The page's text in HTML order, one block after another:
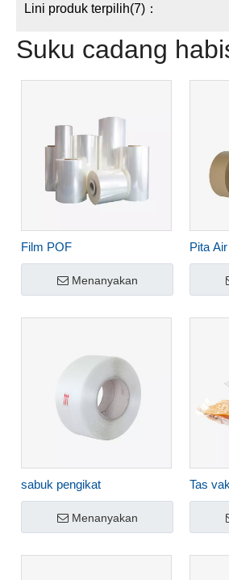
Lini produk terpilih(7)：
Suku cadang
Film POF
Menanyakan
Pita
sabuk pengikat
Menanyakan
Tas